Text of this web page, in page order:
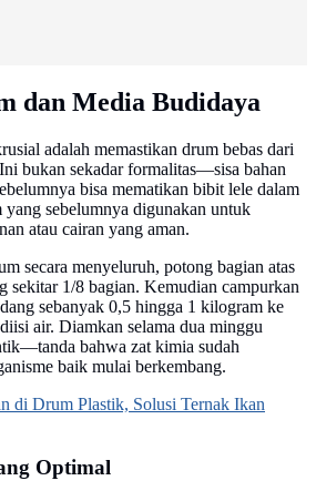
dan Media Budidaya
adalah memastikan drum bebas dari
bukan sekadar formalitas—sisa bahan
bisa mematikan bibit lele dalam
sebelumnya digunakan untuk
atau cairan yang aman.
secara menyeluruh, potong bagian atas
sekitar 1/8 bagian. Kemudian campurkan
sebanyak 0,5 hingga 1 kilogram ke
air. Diamkan selama dua minggu
bahwa zat kimia sudah
baik mulai berkembang.
di Drum Plastik, Solusi Ternak Ikan
Optimal